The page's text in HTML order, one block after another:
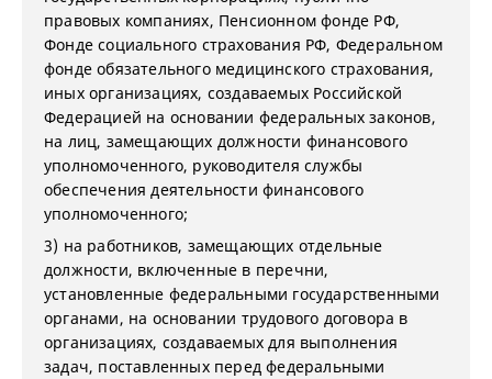
правовых компаниях, Пенсионном фонде РФ,
Фонде социального страхования РФ, Федеральном
фонде обязательного медицинского страхования,
иных организациях, создаваемых Российской
Федерацией на основании федеральных законов,
на лиц, замещающих должности финансового
уполномоченного, руководителя службы
обеспечения деятельности финансового
уполномоченного;
3) на работников, замещающих отдельные
должности, включенные в перечни,
установленные федеральными государственными
органами, на основании трудового договора в
организациях, создаваемых для выполнения
задач, поставленных перед федеральными